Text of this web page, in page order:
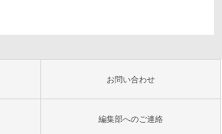
お問い合わせ
編集部へのご連絡